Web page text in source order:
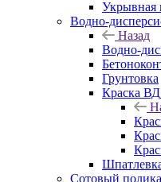
Укрывная
Водно-
Назад
Водно-
Грунтовка
Краска ВД
Сотовый